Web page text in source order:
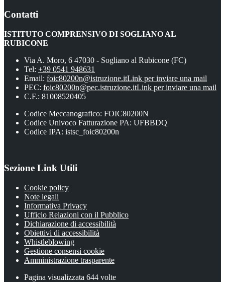
Contatti
ISTITUTO COMPRENSIVO DI SOGLIANO AL
RUBICONE
Via A. Moro, 6 47030 - Sogliano al Rubicone (FC)
Tel: +39 0541 948631
Email: foic80200n@istruzione.itLink per inviare una mail
PEC: foic80200n@pec.istruzione.itLink per inviare una mail
C.F.: 81008520405
Codice Meccanografico: FOIC80200N
Codice Univoco Fatturazione PA: UFBBDQ
Codice IPA: istsc_foic80200n
Sezione Link Utili
Cookie policy
Note legali
Informativa Privacy
Ufficio Relazioni con il Pubblico
Dichiarazione di accessibilità
Obiettivi di accessibilità
Whistleblowing
Gestione consensi cookie
Amministrazione trasparente
Pagina visualizzata 644 volte